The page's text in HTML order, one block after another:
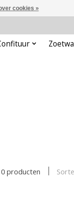
0 producten
cookies »